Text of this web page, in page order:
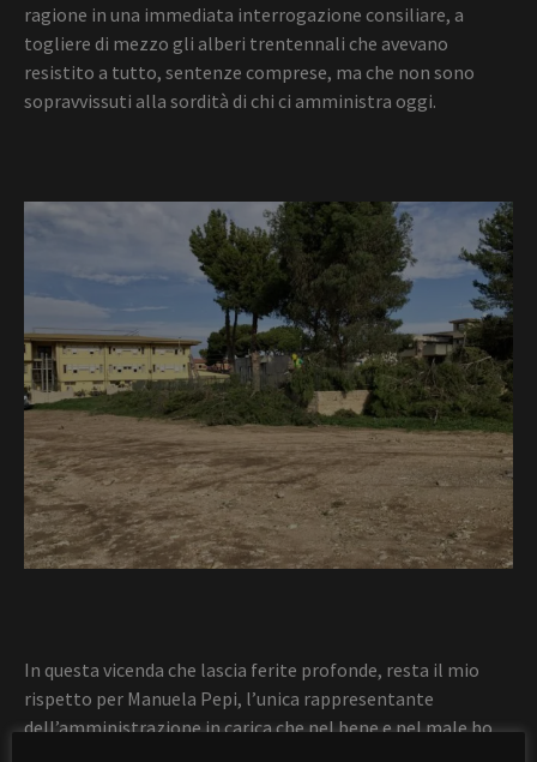
ragione in una immediata interrogazione consiliare, a
togliere di mezzo gli alberi trentennali che avevano
resistito a tutto, sentenze comprese, ma che non sono
sopravvissuti alla sordità di chi ci amministra oggi.
In questa vicenda che lascia ferite profonde, resta il mio
rispetto per Manuela Pepi, l’unica rappresentante
dell’amministrazione in carica che nel bene e nel male ho